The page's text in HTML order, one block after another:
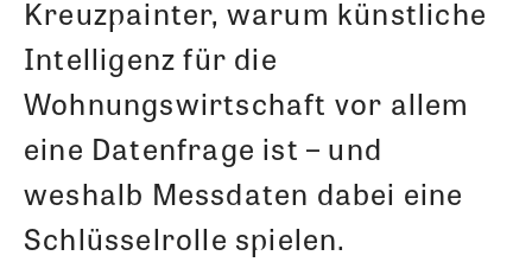
Kreuzpainter, warum künstliche
Intelligenz für die
Wohnungswirtschaft vor allem
eine Datenfrage ist – und
weshalb Messdaten dabei eine
Schlüsselrolle spielen.